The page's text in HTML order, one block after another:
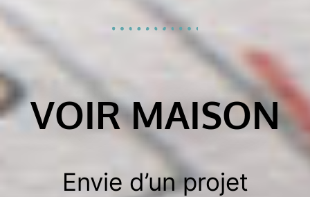
VOIR MAISON
Envie d’un projet